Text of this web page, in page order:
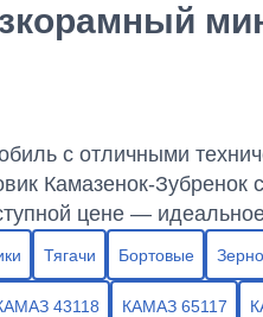
с отличными
Камазенок-Зубренок
цене —
Тягачи Бортовые
43118 КАМАЗ 65117